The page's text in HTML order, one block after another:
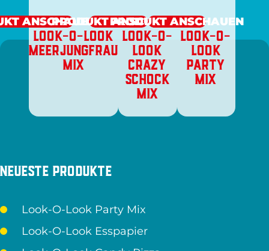
LOOK-O-LOOK
MEERJUNGFRAU
MIX
ANSCHAUEN
LOOK-O-
LOOK
CRAZY
SCHOCK
MIX
PRODUKT ANSCHAUEN
LOOK-O-
LOOK
PARTY
MIX
PRODUKT ANSCHAUEN
Neueste Produkte
Look-O-Look Party Mix
Look-O-Look Esspapier